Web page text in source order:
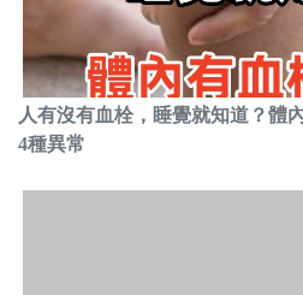
人有沒有血栓，睡覺就知道？體
4種異常